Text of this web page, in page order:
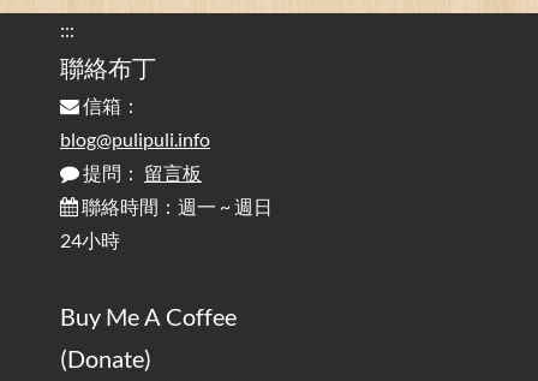
的問題 / Are You Tired of Looking at the Computer? Pay More
Attention to Glare Than the Screen
為何桌前打字總是腰痠背痛？桌子高度和螢幕高度
對人體工學的影響 / The Effect of Desk and Monitor Height on
Ergonomics: Why Does Typing at a Desk Often Lead to Back Pain?
行動網路無法連線？三星手機簡易解決方案
/ Mobile Network Not Connecting? Easy Solutions for Samsung
實作相容OpenAI API，但背後不是OpenAI的API服
務 / Implementing OpenAI API-Compatible Services, But Not
:::
聯絡布丁
信箱：
blog@pulipuli.info
提問： 留言板
聯絡時間：週一 ~ 週日
24小時
Buy Me A Coffee
(Donate)